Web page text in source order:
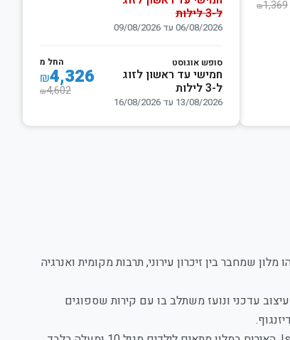
₪1,369 ל-3 לילות
06/08/2026 עד 09/08/2026
סופש אוגוסט
חמישי עד ראשון לזוג
ל-3 לילות
13/08/2026 עד 16/08/2026
החל מ
₪4,326
₪4,602
זהו מלון שמחבר בין זיכרון עירוני, תרבות מקומית ואנרגיה
עדכני ונועז משתלב בו עם קירות שספוגים